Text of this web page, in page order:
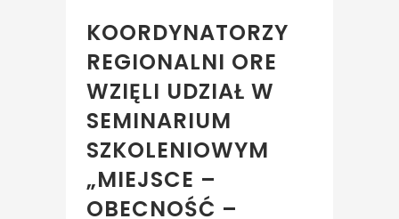
KOORDYNATORZY
REGIONALNI ORE
WZIĘLI UDZIAŁ W
SEMINARIUM
SZKOLENIOWYM
„MIEJSCE –
OBECNOŚĆ –